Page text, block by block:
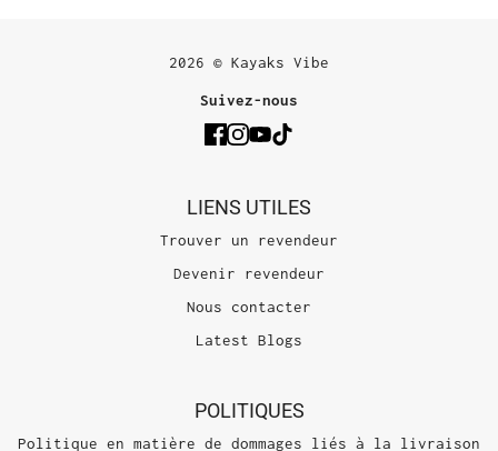
2026 © Kayaks Vibe
Suivez-nous
LIENS UTILES
Trouver un revendeur
Devenir revendeur
Nous contacter
Latest Blogs
POLITIQUES
Politique en matière de dommages liés à la livraison